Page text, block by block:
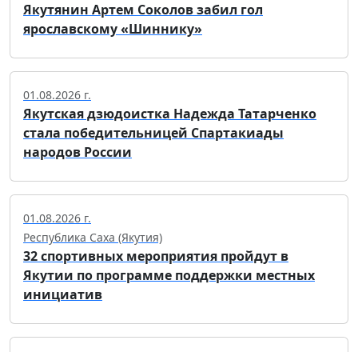
Якутянин Артем Соколов забил гол
ярославскому «Шиннику»
01.08.2026 г.
Якутская дзюдоистка Надежда Татарченко
стала победительницей Спартакиады
народов России
01.08.2026 г.
Республика Саха (Якутия)
32 спортивных мероприятия пройдут в
Якутии по программе поддержки местных
инициатив